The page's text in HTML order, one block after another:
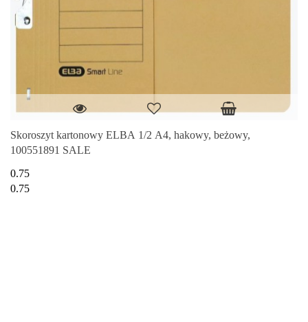
Skoroszyt kartonowy ELBA 1/2 A4, hakowy, beżowy,
100551891 SALE
0.75
0.75